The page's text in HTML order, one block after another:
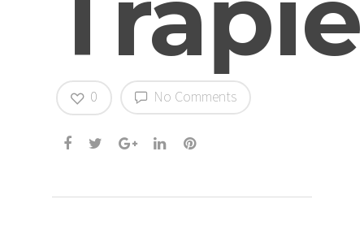
No Comments
0